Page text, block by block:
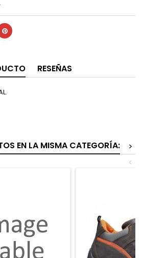
RESEÑAS
EN LA MISMA CATEGORÍA:
>
<